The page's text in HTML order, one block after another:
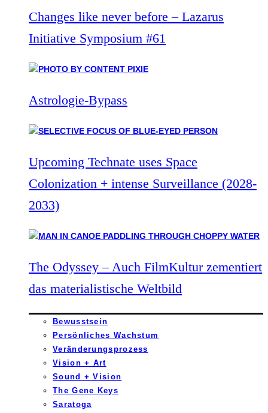
Changes like never before – Lazarus
Initiative Symposium #61
Astrologie-Bypass
Upcoming Technate uses Space
Colonization + intense Surveillance (2028-
2033)
The Odyssey – Auch FilmKultur zementiert
das materialistische Weltbild
Bewusstsein
Persönliches Wachstum
Veränderungsprozess
Vision + Art
Sound + Vision
The Gene Keys
Saratoga